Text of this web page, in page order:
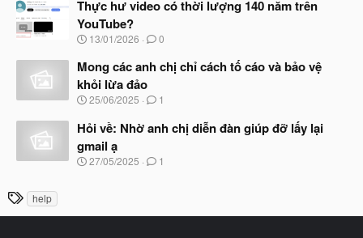
ầ
u
b
ắ
đ
ầ
u
Thực hư video có thời lượng 140 năm trên
YouTube?
N
à
b
ắ
đ
ầ
u
13/01/2026 0
Mong các anh chị chỉ cách tố cáo và bảo vệ
khỏi lừa đảo
N
à
y
b
ắ
u
25/06/2025 1
Hỏi về: Nhờ anh chị diễn đàn giúp đỡ lấy lại
gmail ạ
N
27/05/2025 1
T
h
help